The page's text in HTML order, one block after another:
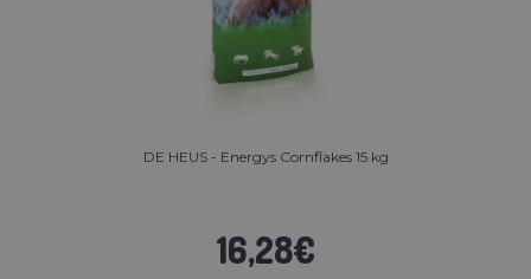
DE HEUS - Energys Cornflakes 15 kg
16,28€